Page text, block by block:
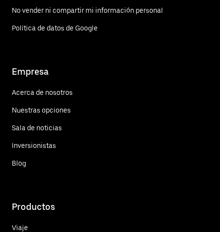
No vender ni compartir mi información personal
Política de datos de Google
Empresa
Acerca de nosotros
Nuestras opciones
Sala de noticias
Inversionistas
Blog
Productos
Viaje